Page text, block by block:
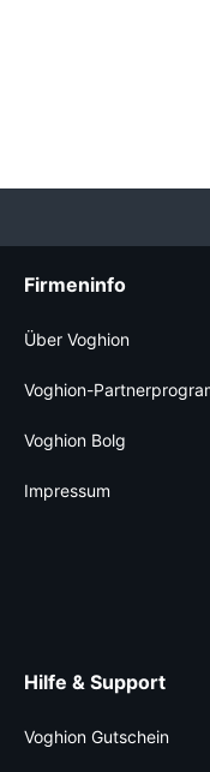
Firmeninfo
Über Voghion
Voghion-
Voghion Bolg
Impressum
Hilfe & Support
Voghion Gutschein